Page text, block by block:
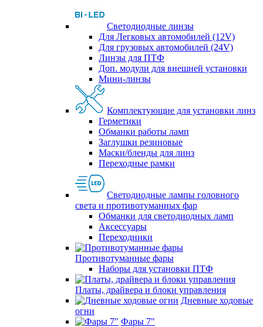
Светодиодные линзы
Для Легковых автомобилей (12V)
Для грузовых автомобилей (24V)
Линзы для ПТФ
Доп. модули для внешней установки
Мини-линзы
Комплектующие для установки линз
Герметики
Обманки работы ламп
Заглушки резиновые
Маски/бленды для линз
Переходные рамки
Светодиодные лампы головного
света и противотуманных фар
Обманки для светодиодных ламп
Аксессуары
Переходники
Противотуманные фары
Наборы для установки ПТФ
Платы, драйвера и блоки управления
Дневные ходовые
огни
Фары 7"